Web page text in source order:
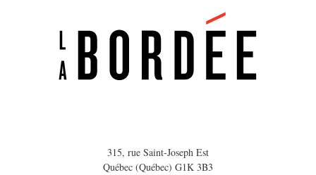
315, rue Saint-Joseph Est
Québec (Québec) G1K 3B3